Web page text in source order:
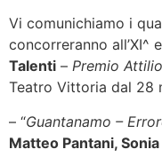
Vi comunichiamo i
concorreranno all’XI^
Talenti – Premio
Teatro Vittoria dal 28
– “Guantanamo –
Matteo Pantani,